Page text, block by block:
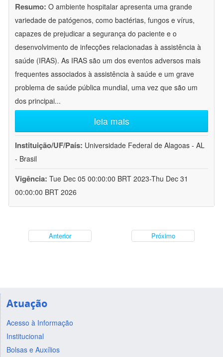
Resumo: O ambiente hospitalar apresenta uma grande
variedade de patógenos, como bactérias, fungos e vírus,
capazes de prejudicar a segurança do paciente e o
desenvolvimento de infecções relacionadas à assistência à
saúde (IRAS). As IRAS são um dos eventos adversos mais
frequentes associados à assistência à saúde e um grave
problema de saúde pública mundial, uma vez que são um
dos principai...
leia mais
Instituição/UF/País: Universidade Federal de Alagoas - AL
- Brasil
Vigência: Tue Dec 05 00:00:00 BRT 2023-Thu Dec 31
00:00:00 BRT 2026
Anterior Próximo
Atuação
Acesso à Informação
Institucional
Bolsas e Auxílios